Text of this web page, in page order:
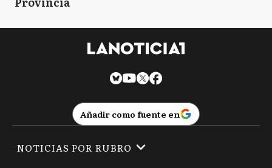
Añadir como fuente en
NOTICIAS POR RUBRO